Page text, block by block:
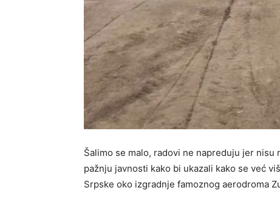
Šalimo se malo, radovi ne napreduju jer
pažnju javnosti kako bi ukazali kako se već
Srpske oko izgradnje famoznog aerodroma